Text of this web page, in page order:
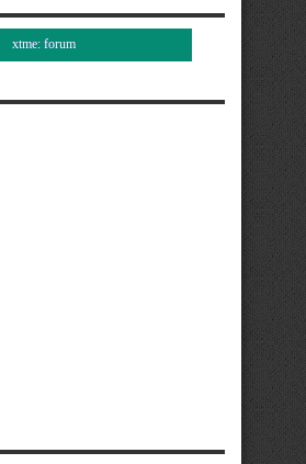
xtme: forum